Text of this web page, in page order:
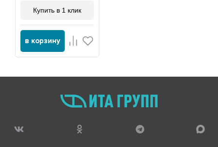
Купить в 1 клик
в корзину